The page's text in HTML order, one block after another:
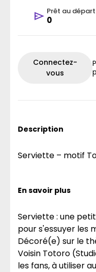
Prêt au départ
0
Connectez-
vous
Description
Serviette – motif
En savoir plus
Serviette : une
pour s'essuyer les
Décoré(e) sur le
Voisin Totoro
les fans, à utiliser